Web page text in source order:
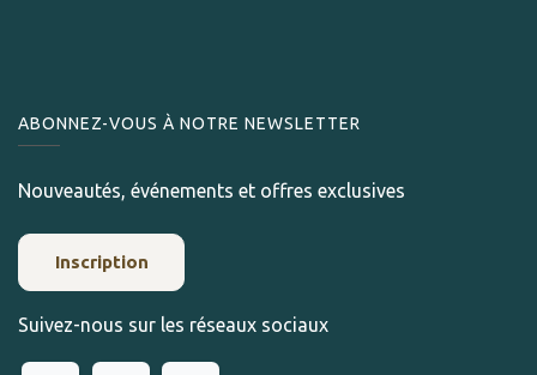
ABONNEZ-VOUS À NOTRE NEWSLETTER
Nouveautés, événements et offres exclusives
Inscription
Suivez-nous sur les réseaux sociaux